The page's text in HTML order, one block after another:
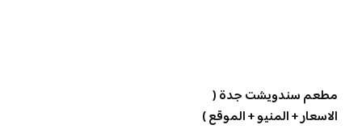
مطعم سندويشت جدة (
الاسعار + المنيو + الموقع )